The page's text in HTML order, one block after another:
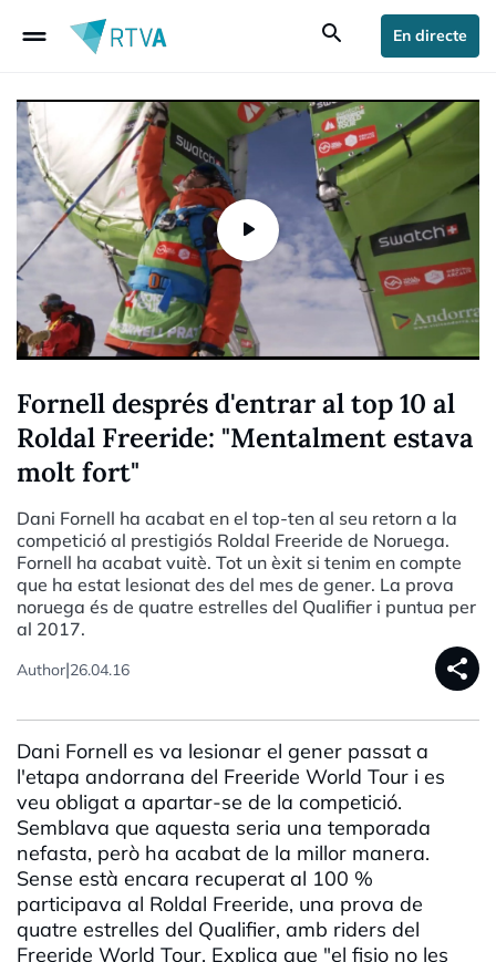
drag_handle search En directe
Fornell després d'entrar al top 10 al
Roldal Freeride: "Mentalment estava
molt fort"
Dani Fornell ha acabat en el top-ten al seu retorn a la
competició al prestigiós Roldal Freeride de Noruega.
Fornell ha acabat vuitè. Tot un èxit si tenim en compte
que ha estat lesionat des del mes de gener. La prova
noruega és de quatre estrelles del Qualifier i puntua per
al 2017.
Author|26.04.16 share
Dani Fornell es va lesionar el gener passat a
l'etapa andorrana del Freeride World Tour i es
veu obligat a apartar-se de la competició.
Semblava que aquesta seria una temporada
nefasta, però ha acabat de la millor manera.
Sense està encara recuperat al 100 %
participava al Roldal Freeride, una prova de
quatre estrelles del Qualifier, amb riders del
Freeride World Tour. Explica que "el fisio no les